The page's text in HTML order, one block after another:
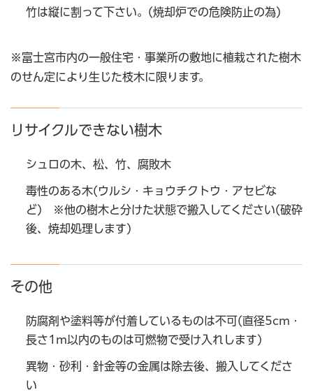
竹は縦に割って下さい。(焼却炉での危険防止の為)
※富士宮市内の一般住宅・事業所の敷地に植栽された樹木
のせん定により生じた枝木に限ります。
リサイクルできない樹木
シュロの木、松、竹、腐敗木
毒性のある木(ウルシ・キョウチクトウ・アセビな
ど) ※他の樹木と分けた状態で搬入してください(破砕
後、焼却処理します)
その他
防腐剤や塗料等が付着しているものは不可(直径5cm・
長さ1m以内のものは可燃物で受け入れします)
異物・砂利・針金等の金属は除去後、搬入してくださ
い